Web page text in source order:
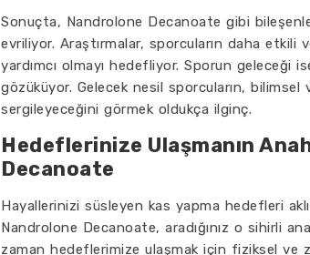
Sonuçta, Nandrolone Decanoate gibi
evriliyor. Araştırmalar, sporcuların daha etkili
yardımcı olmayı hedefliyor. Sporun geleceği
gözüküyor. Gelecek nesil sporcuların,
sergileyeceğini görmek oldukça ilginç.
Hedeflerinize Ulaşmanın
Decanoate
Hayallerinizi süsleyen kas yapma hedefleri
Nandrolone Decanoate, aradığınız o sihirli
zaman hedeflerimize ulaşmak için fiziksel ve